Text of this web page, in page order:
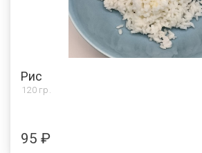
Рис
120 гр.
95 ₽